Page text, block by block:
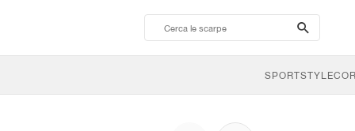
search-
btn
SPORTSTYLE